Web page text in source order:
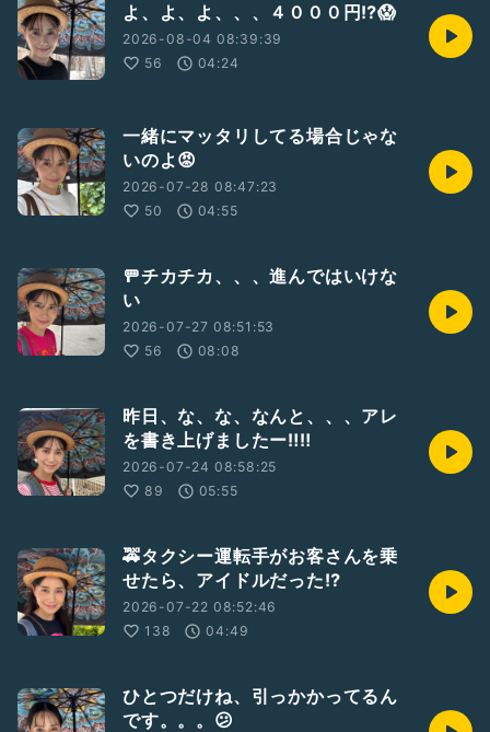
よ、よ、よ、、、４０００円⁉️😱
2026-08-04 08:39:39
56
04:24
一緒にマッタリしてる場合じゃな
いのよ😡
2026-07-28 08:47:23
50
04:55
🚥チカチカ、、、進んではいけな
い
2026-07-27 08:51:53
56
08:08
昨日、な、な、なんと、、、アレ
を書き上げましたー‼️‼️
2026-07-24 08:58:25
89
05:55
🚕タクシー運転手がお客さんを乗
せたら、アイドルだった⁉️
2026-07-22 08:52:46
138
04:49
ひとつだけね、引っかかってるん
です。。。😕